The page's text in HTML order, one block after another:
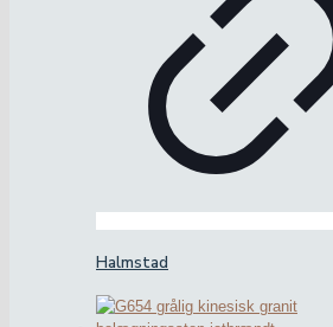
Halmstad